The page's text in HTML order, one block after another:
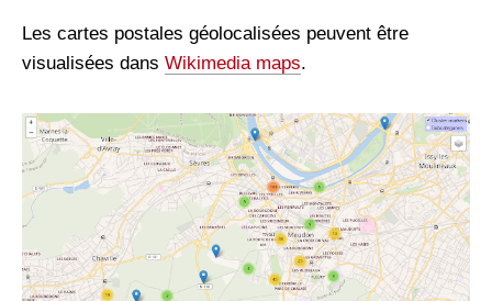
Les cartes postales géolocalisées peuvent être
visualisées dans Wikimedia maps.